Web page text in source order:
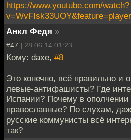
https://www.youtube.com/watch?
Анкл Федя »
#47 | 28.06.14 01:23
Кому: daxe, #8
Это конечно, всё правильно и
левые-антифашисты? Где
Испании? Почему в
православные? По слухам,
русские коммунисты всё
так?